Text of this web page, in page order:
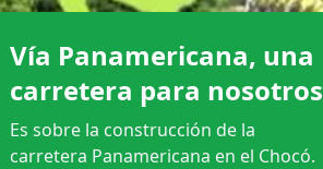
Vía Panamericana, una
carretera para nosotros
Es sobre la construcción de la
carretera Panamericana en el Chocó.